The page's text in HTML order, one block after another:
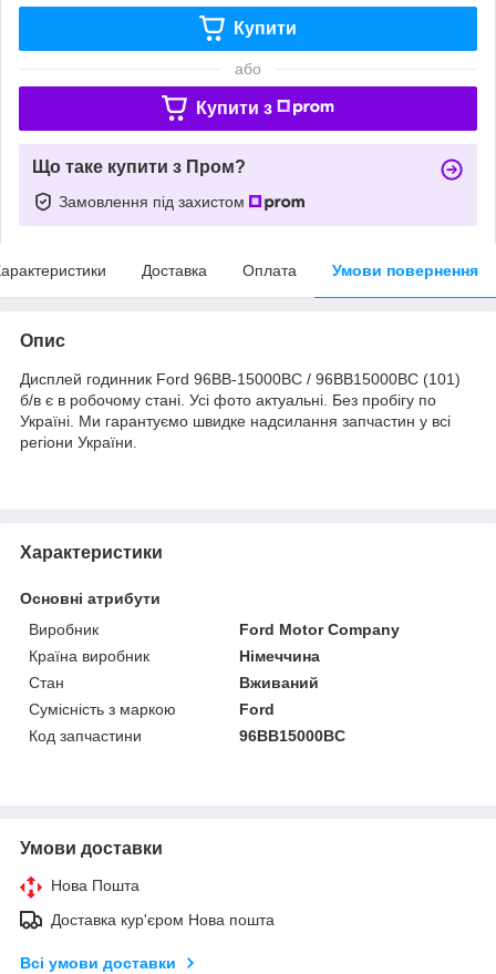
Купити
або
Купити з
Що таке купити з Пром?
Замовлення під захистом
Доставка Оплата Умови повернення
Опис
Дисплей годинник Ford 96BB-15000BC / 96BB15000BC (101)
б/в є в робочому стані. Усі фото актуальні. Без пробігу по
Україні. Ми гарантуємо швидке надсилання запчастин у всі
регіони України.
Характеристики
Основні атрибути
Виробник
Ford Motor Company
Країна виробник
Німеччина
Стан
Вживаний
Сумісність з маркою
Ford
Код запчастини
96BB15000BC
Умови доставки
Нова Пошта
Доставка кур'єром Нова пошта
Всі умови доставки